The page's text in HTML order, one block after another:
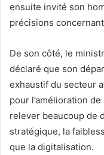
ensuite invité son
précisions
De son côté, le
déclaré que son
exhaustif du secteur
pour l’amélioration
relever beaucoup de
stratégique, la
que la digitalisation.